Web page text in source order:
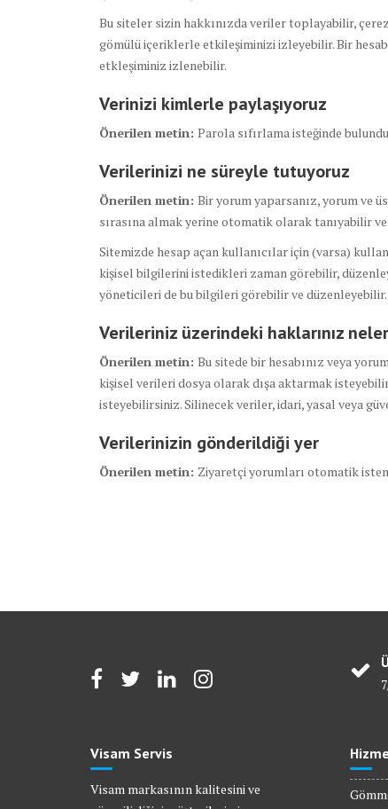
Bu siteler sizin hakkınızda veriler toplayabilir,
gömülü içeriklerle etkileşiminizi izleyebilir. Bir
etkleşiminiz izlenebilir.
Verinizi kimlerle paylaşıyoruz
Önerilen metin: Parola sıfırlama isteğinde
Verilerinizi ne süreyle tutuyoruz
Önerilen metin: Bir yorum yaparsanız, yorum ve
sırasına almak yerine otomatik olarak tanıyabilir
Sitemizde hesap açan kullanıcılar için (varsa)
kişisel bilgilerini istedikleri zaman görebilir,
yöneticileri de bu bilgileri görebilir ve düzenleyebilir.
Verileriniz üzerindeki haklarınız neler
Önerilen metin: Bu sitede bir hesabınız veya
kişisel verileri dosya olarak dışa aktarmak
isteyebilirsiniz. Silinecek veriler, idari, yasal veya
Verilerinizin gönderildiği yer
Önerilen metin: Ziyaretçi yorumları otomatik
Visam Servis
Visam markasının kalitesini ve